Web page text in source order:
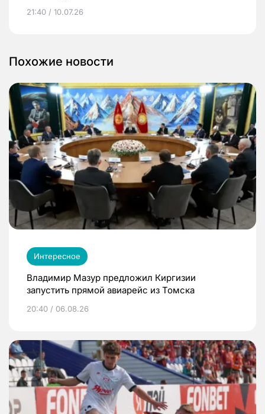
21:40 / 10.07.26
Похожие новости
Интересное
Владимир Мазур предложил Киргизии
запустить прямой авиарейс из Томска
20:40 / 06.08.26